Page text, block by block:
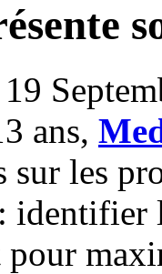
ans,
sur les
identifier
pour